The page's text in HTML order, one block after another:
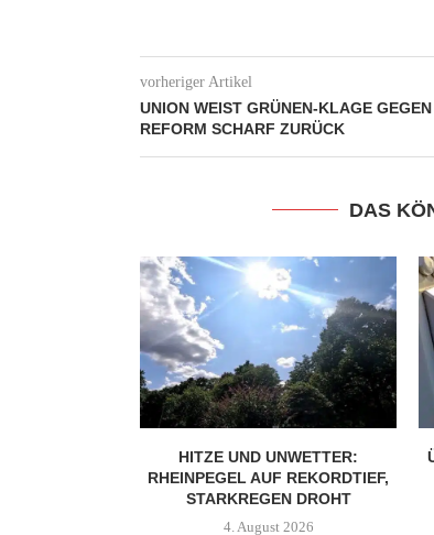
vorheriger Artikel
UNION WEIST GRÜNEN-KLAGE
REFORM SCHARF ZURÜCK
DAS
HITZE UND UNWETTER:
RHEINPEGEL AUF REKORDTIEF,
STARKREGEN DROHT
4. August 2026